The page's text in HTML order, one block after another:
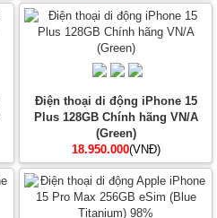
Điện thoại di động iPhone 15
Plus 128GB Chính hãng VN/A
(Green)
18.950.000(VNĐ)